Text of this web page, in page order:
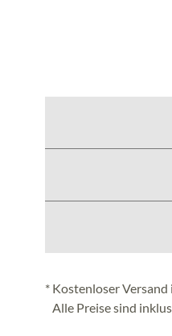
* Kostenloser
Alle Preise sind